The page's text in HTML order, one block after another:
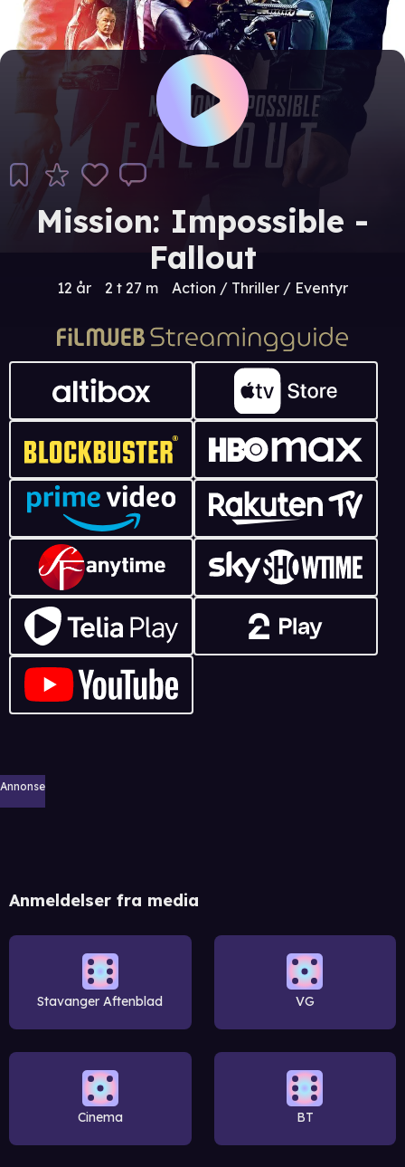
Mission: Impossible -
Fallout
12 år 2 t 27 m Action / Thriller / Eventyr
Annonse
Anmeldelser fra media
Stavanger Aftenblad VG
Cinema BT